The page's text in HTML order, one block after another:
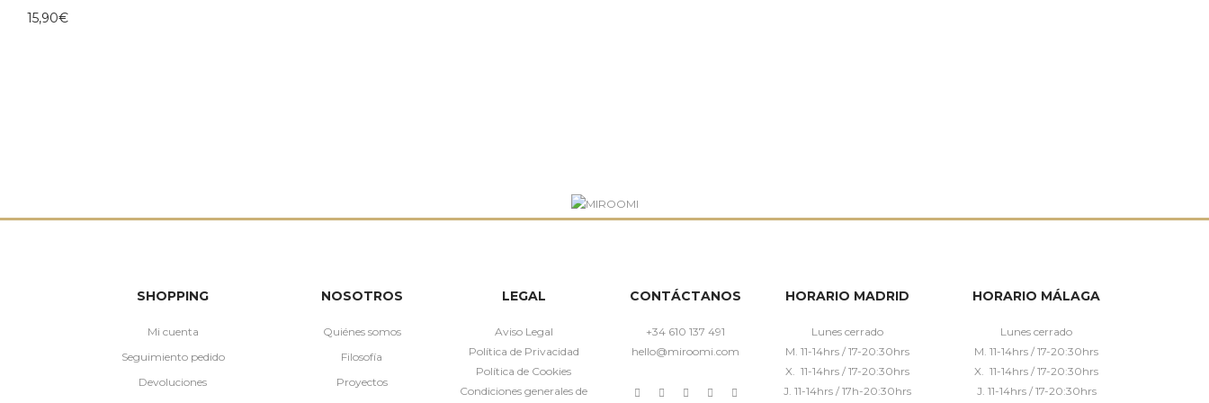
15,90€
SHOPPING
Mi cuenta
Seguimiento pedido
Devoluciones
NOSOTROS
Quiénes somos
Filosofía
Proyectos
LEGAL
Aviso Legal
Política de Privacidad
Política de Cookies
Condiciones generales de
CONTÁCTANOS
+34 610 137 491
hello@miroomi.com
HORARIO MADRID
Lunes cerrado
M. 11-14hrs / 17-20:30hrs
X. 11-14hrs / 17-20:30hrs
J. 11-14hrs / 17h-20:30hrs
HORARIO MÁLAGA
Lunes cerrado
M. 11-14hrs / 17-20:30hrs
X. 11-14hrs / 17-20:30hrs
J. 11-14hrs / 17-20:30hrs